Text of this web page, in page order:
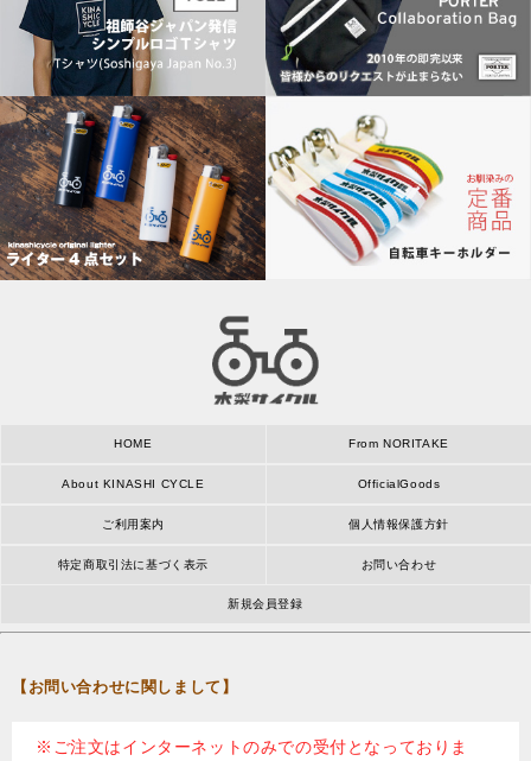
HOME From NORITAKE
About KINASHI CYCLE OfficialGoods
ご利用案内 個人情報保護方針
特定商取引法に基づく表示 お問い合わせ
新規会員登録
【お問い合わせに関しまして】
※ご注文はインターネットのみでの受付となっておりま